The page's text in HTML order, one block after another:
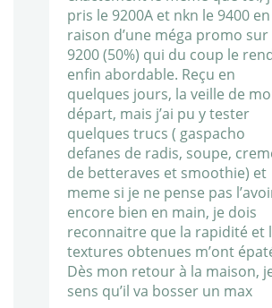
pris le 9200A et nkn le 9400 en
raison d’une méga promo sur
9200 (50%) qui du coup le
enfin abordable. Reçu en
quelques jours, la veille de
départ, mais j’ai pu y tester
quelques trucs ( gaspacho
defanes de radis, soupe,
de betteraves et smoothie) et
meme si je ne pense pas
encore bien en main, je dois
reconnaitre que la rapidité et
textures obtenues m’ont
Dès mon retour à la maison,
sens qu’il va bosser un max